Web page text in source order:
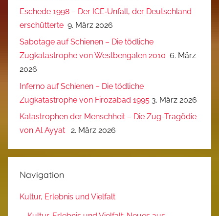
Eschede 1998 – Der ICE‑Unfall, der Deutschland
erschütterte 9. März 2026
Sabotage auf Schienen – Die tödliche
Zugkatastrophe von Westbengalen 2010 6. März
2026
Inferno auf Schienen – Die tödliche
Zugkatastrophe von Firozabad 1995 3. März 2026
Katastrophen der Menschheit – Die Zug-Tragödie
von Al Ayyat
2. März 2026
Navigation
Kultur, Erlebnis und Vielfalt